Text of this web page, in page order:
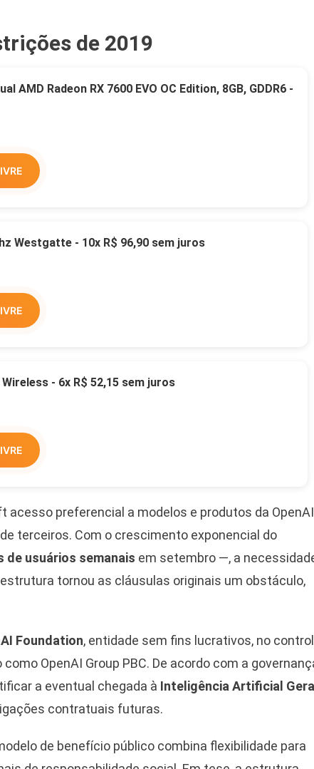
de 2019
AMD Radeon RX 7600 EVO OC Edition, 8GB, GDDR6 -
Westgatte - 10x R$ 96,90 sem juros
- 6x R$ 52,15 sem juros
preferencial a modelos e produtos da
terceiros. Com o crescimento exponencial do
de usuários semanais em setembro —, a
tornou as cláusulas originais um obstáculo,
Foundation, entidade sem fins lucrativos, no
OpenAI Group PBC. De acordo com a
a eventual chegada à Inteligência Artificial Geral
contratuais futuras.
de benefício público combina flexibilidade para